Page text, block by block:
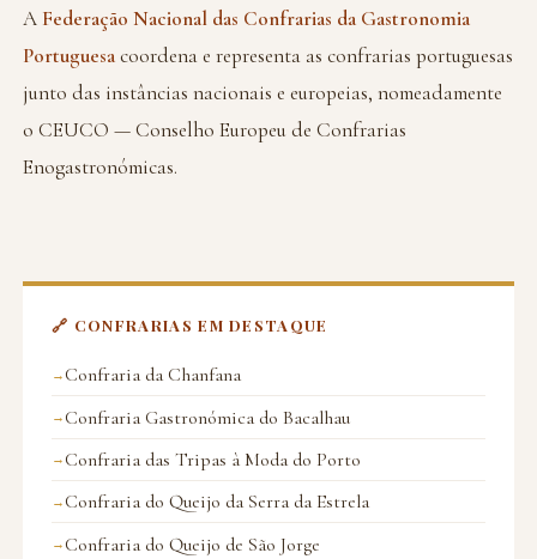
A Federação Nacional das Confrarias da Gastronomia
Portuguesacoordena e representa as confrarias portuguesas
junto das instâncias nacionais e europeias, nomeadamente
o CEUCO — Conselho Europeu de Confrarias
Enogastronómicas.
🔗 CONFRARIAS EM DESTAQUE
Confraria da Chanfana
Confraria Gastronómica do Bacalhau
Confraria das Tripas à Moda do Porto
Confraria do Queijo da Serra da Estrela
Confraria do Queijo de São Jorge